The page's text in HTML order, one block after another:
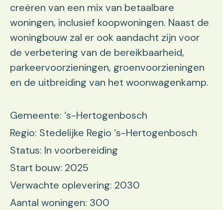
creëren van een mix van betaalbare
woningen, inclusief koopwoningen. Naast de
woningbouw zal er ook aandacht zijn voor
de verbetering van de bereikbaarheid,
parkeervoorzieningen, groenvoorzieningen
en de uitbreiding van het woonwagenkamp.
Gemeente: ‘s-Hertogenbosch
Regio: Stedelijke Regio ‘s-Hertogenbosch
Status: In voorbereiding
Start bouw: 2025
Verwachte oplevering: 2030
Aantal woningen: 300